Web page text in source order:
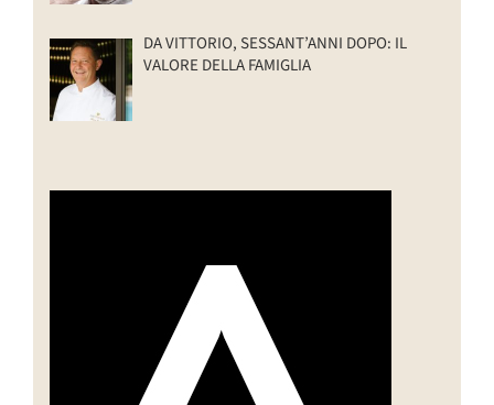
DA VITTORIO, SESSANT’ANNI DOPO: IL
VALORE DELLA FAMIGLIA